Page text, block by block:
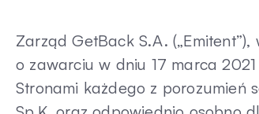
Zarząd GetBack S.A.
o zawarciu w dniu 17 marca
Stronami każdego z porozumień